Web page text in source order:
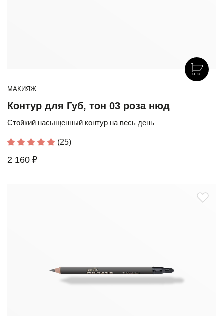
МАКИЯЖ
Контур для Губ, тон 03 роза нюд
Стойкий насыщенный контур на весь день
(25)
2 160 ₽